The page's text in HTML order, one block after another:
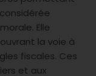
Elle
la voie à
fiscales. Ces
et aux